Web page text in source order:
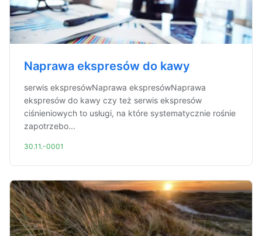
Naprawa ekspresów do kawy
serwis ekspresówNaprawa ekspresówNaprawa
ekspresów do kawy czy też serwis ekspresów
ciśnieniowych to usługi, na które systematycznie rośnie
zapotrzebo...
30.11.-0001